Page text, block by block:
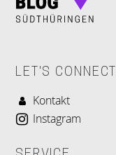
LET'S CONNECT
Kontakt
Instagram